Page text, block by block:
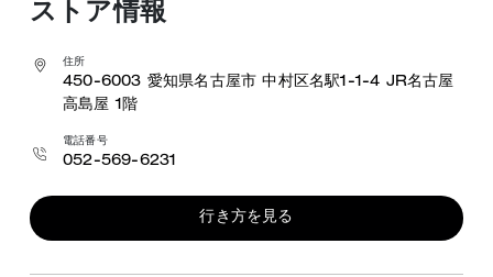
ストア情報
住所
450-6003 愛知県名古屋市 中村区名駅1-1-4 JR名古屋
高島屋 1階
電話番号
052-569-6231
行き方を見る